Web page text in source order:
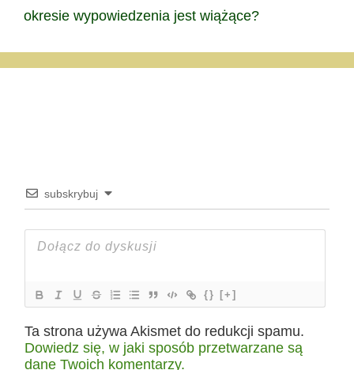
Uchwałę podjęto w…
okresie wypowiedzenia jest wiążące?
subskrybuj
{} [+]
Ta strona używa Akismet do redukcji spamu.
Dowiedz się, w jaki sposób przetwarzane są
dane Twoich komentarzy.